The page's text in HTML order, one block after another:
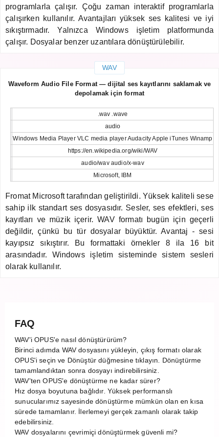
programlarla çalışır. Çoğu zaman interaktif programlarla
çalışırken kullanılır. Avantajları yüksek ses kalitesi ve iyi
sıkıştırmadır. Yalnızca Windows işletim platformunda
çalışır. Dosyalar benzer uzantılara dönüştürülebilir.
WAV
Waveform Audio File Format — dijital ses kayıtlarını saklamak ve
depolamak için format
.wav .wave
audio
Windows Media Player VLC media player Audacity Apple iTunes Winamp
https://en.wikipedia.org/wiki/WAV
audio/wav audio/x-wav
Microsoft, IBM
Fromat Microsoft tarafından geliştirildi. Yüksek kaliteli sese
sahip ilk standart ses dosyasıdır. Sesler, ses efektleri, ses
kayıtları ve müzik içerir. WAV formatı bugün için geçerli
değildir, çünkü bu tür dosyalar büyüktür. Avantaj - sesi
kayıpsız sıkıştırır. Bu formattaki örnekler 8 ila 16 bit
arasındadır. Windows işletim sisteminde sistem sesleri
olarak kullanılır.
FAQ
WAV'i OPUS'e nasıl dönüştürürüm?
Birinci adımda WAV dosyasını yükleyin, çıkış formatı olarak
OPUS'i seçin ve Dönüştür düğmesine tıklayın. Dönüştürme
tamamlandıktan sonra dosyayı indirebilirsiniz.
WAV'ten OPUS'e dönüştürme ne kadar sürer?
Hız dosya boyutuna bağlıdır. Yüksek performanslı
sunucularımız sayesinde dönüştürme mümkün olan en kısa
sürede tamamlanır. İlerlemeyi gerçek zamanlı olarak takip
edebilirsiniz.
WAV dosyalarını çevrimiçi dönüştürmek güvenli mi?